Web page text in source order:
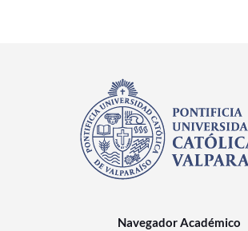
Navegador Académico